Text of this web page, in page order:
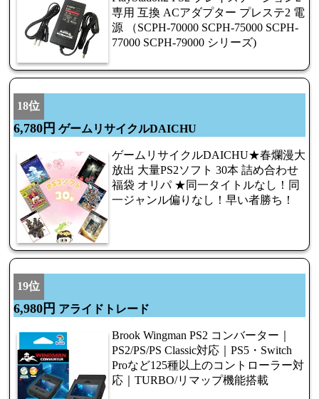
専用 互換 ACアダプター プレステ2 電
源 （SCPH-70000 SCPH-75000 SCPH-
77000 SCPH-79000 シリーズ)
18位
6,780円 ゲームリサイクルDAICHU
ゲームリサイクルDAICHU★春爛漫大
放出 大量PS2ソフト 30本 詰め合わせ
福袋 オリパ ★同一タイトルなし！同
一ジャンル偏りなし！早い者勝ち！
19位
6,980円 アライドトレード
Brook Wingman PS2 コンバーター｜
PS2/PS/PS Classic対応｜PS5・Switch
Proなど125種以上のコントローラー対
応｜TURBO/リマップ機能搭載